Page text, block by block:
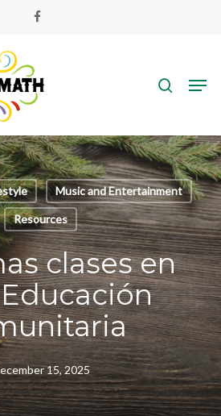
facebook
Music and Entertainment
Resources
clases en
Educación
15, 2025